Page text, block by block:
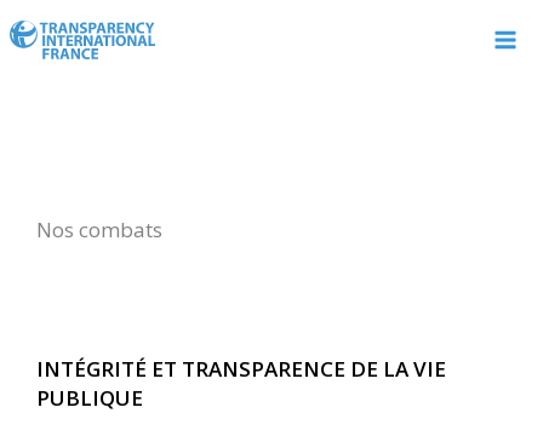
au
Nos combats
INTÉGRITÉ ET TRANSPARENCE DE LA VIE
PUBLIQUE